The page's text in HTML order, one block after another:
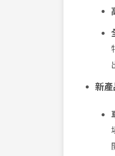
新